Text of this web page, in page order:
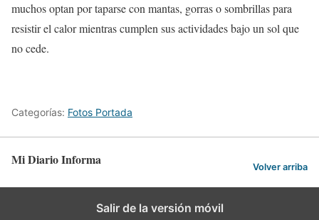
muchos optan por taparse con mantas, gorras o sombrillas para
resistir el calor mientras cumplen sus actividades bajo un sol que
no cede.
Categorías: Fotos Portada
Mi Diario Informa Volver arriba
Salir de la versión móvil